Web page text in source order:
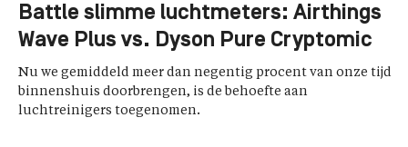
Battle slimme luchtmeters: Airthings
Wave Plus vs. Dyson Pure Cryptomic
Nu we gemiddeld meer dan negentig procent van onze tijd
binnenshuis doorbrengen, is de behoefte aan
luchtreinigers toegenomen.